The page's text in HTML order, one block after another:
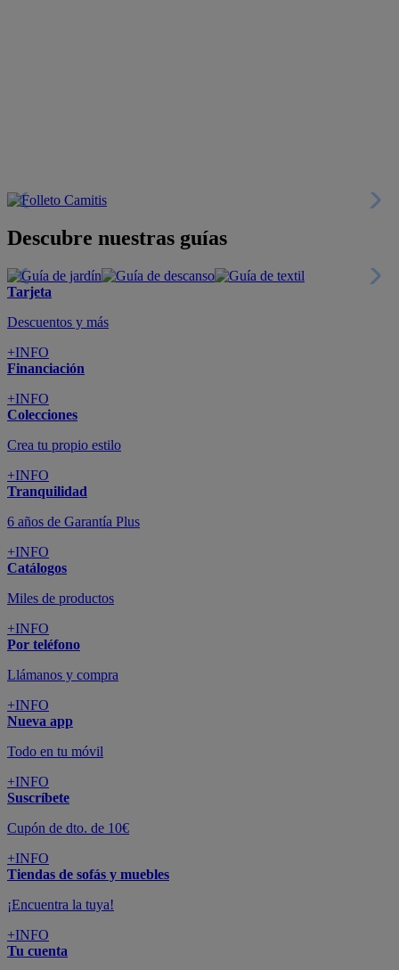
Descubre nuestras guías
Tarjeta
Descuentos y más
+INFO
Financiación
+INFO
Colecciones
Crea tu propio estilo
+INFO
Tranquilidad
6 años de Garantía Plus
+INFO
Catálogos
Miles de productos
+INFO
Por teléfono
Llámanos y compra
+INFO
Nueva app
Todo en tu móvil
+INFO
Suscríbete
Cupón de dto. de 10€
+INFO
Tiendas de sofás y muebles
¡Encuentra la tuya!
+INFO
Tu cuenta